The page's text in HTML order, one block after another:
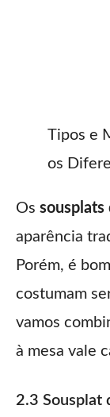
Tipos e
os
Os sousplats
aparência
Porém, é
costumam
vamos
à mesa vale
2.3 Sousplat